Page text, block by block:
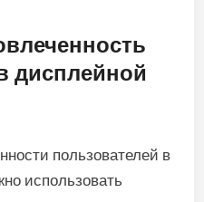
дисплейной
пользователей в
использовать